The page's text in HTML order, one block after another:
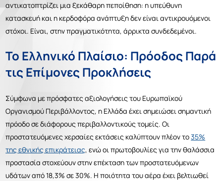
αντικατοπτρίζει μια ξεκάθαρη πεποίθηση: η υπεύθυνη
κατασκευή και η κερδοφόρα ανάπτυξη δεν είναι αντικρουόμενοι
στόχοι. Είναι, στην πραγματικότητα,άρρικτα συνδεδεμένοι.
Το Ελληνικό Πλαίσιο: Πρόοδος Παρά
τις Επίμονες Προκλήσεις
Σύμφωνα με πρόσφατες αξιολογήσεις του Ευρωπαϊκού
Οργανισμού Περιβάλλοντος, η Ελλάδα έχει σημειώσει σημαντική
πρόοδο σε διάφορους περιβαλλοντικούς τομείς. Οι
προστατευόμενες χερσαίες εκτάσεις καλύπτουν πλέον το35%
της εθνικής επικράτειας, ενώοι πρωτοβουλίες για την θαλάσσια
προστασία στοχεύουνστην επέκταση των προστατευόμενων
υδάτων από 18,3% σε 30%. Η ποιότητα του αέρα έχει βελτιωθεί